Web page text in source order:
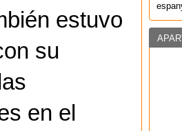
estuvo
su
en el